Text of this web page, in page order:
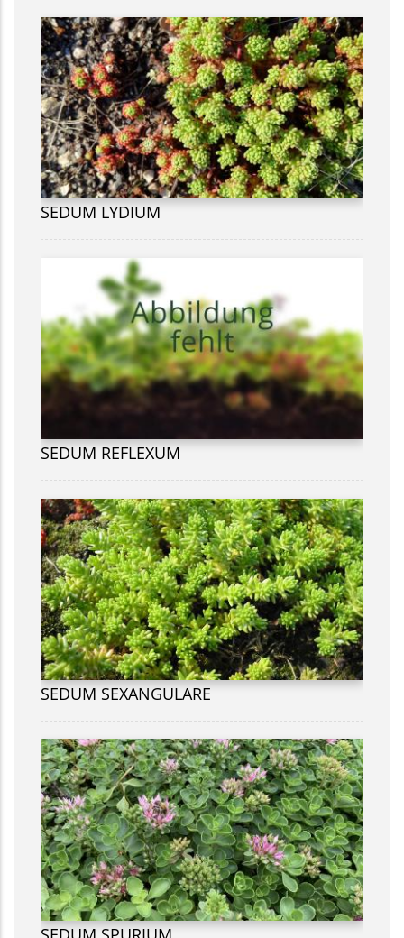
SEDUM LYDIUM
SEDUM REFLEXUM
SEDUM SEXANGULARE